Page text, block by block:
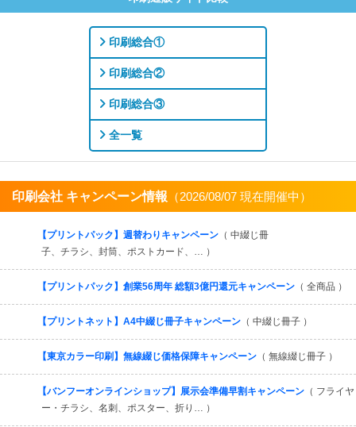
印刷総合①
印刷総合②
印刷総合③
全一覧
印刷会社 キャンペーン情報 （2026/08/07 現在開催中）
【プリントパック】週替わりキャンペーン （ 中綴じ冊
子、チラシ、封筒、ポストカード、… ）
【プリントパック】創業56周年 総額3億円還元キャンペーン （ 全商品 ）
【プリントネット】A4中綴じ冊子キャンペーン （ 中綴じ冊子 ）
【東京カラー印刷】無線綴じ価格保障キャンペーン （ 無線綴じ冊子 ）
【バンフーオンラインショップ】展示会準備早割キャンペーン （ フライヤ
ー・チラシ、名刺、ポスター、折り… ）